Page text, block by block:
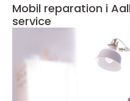
Mobil reparation i
service